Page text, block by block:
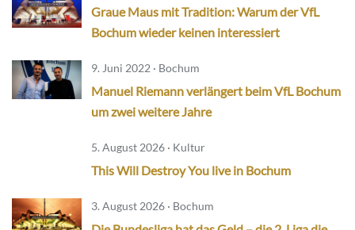
Graue Maus mit Tradition: Warum der VfL
Bochum wieder keinen interessiert
9. Juni 2022 · Bochum
Manuel Riemann verlängert beim VfL Bochum
um zwei weitere Jahre
5. August 2026 · Kultur
This Will Destroy You live in Bochum
3. August 2026 · Bochum